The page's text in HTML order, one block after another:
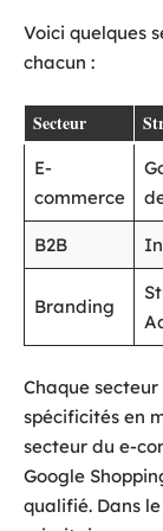
Voici quelques
chacun :
Secteur
E-
commerce
B2B
Branding
Chaque
spécificités en
secteur du e-
Google
qualifié. Dans